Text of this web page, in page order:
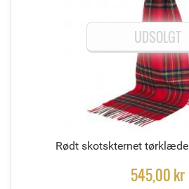
UDSOLGT
Rødt skotskternet tørklæde
545,00 kr